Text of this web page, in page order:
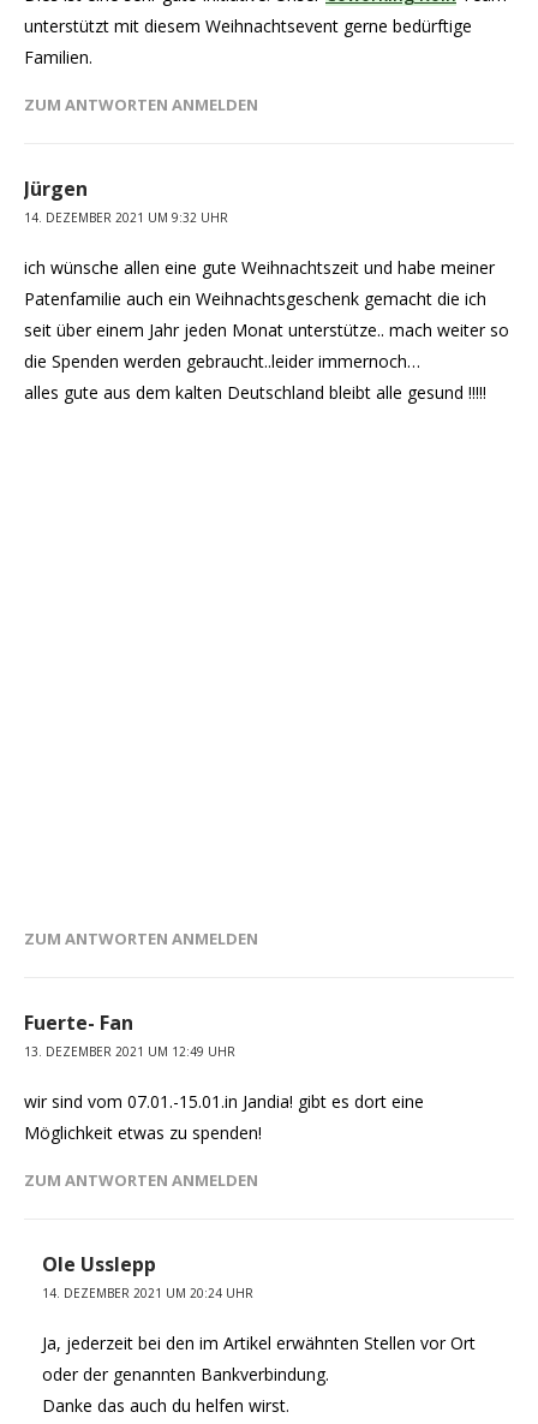
unterstützt mit diesem Weihnachtsevent gerne bedürftige
Familien.
ZUM ANTWORTEN ANMELDEN
Jürgen
14. DEZEMBER 2021 UM 9:32 UHR
ich wünsche allen eine gute Weihnachtszeit und habe meiner
Patenfamilie auch ein Weihnachtsgeschenk gemacht die ich
seit über einem Jahr jeden Monat unterstütze.. mach weiter so
die Spenden werden gebraucht..leider immernoch…
alles gute aus dem kalten Deutschland bleibt alle gesund !!!!!
ZUM ANTWORTEN ANMELDEN
Fuerte- Fan
13. DEZEMBER 2021 UM 12:49 UHR
wir sind vom 07.01.-15.01.in Jandia! gibt es dort eine
Möglichkeit etwas zu spenden!
ZUM ANTWORTEN ANMELDEN
Ole Usslepp
14. DEZEMBER 2021 UM 20:24 UHR
Ja, jederzeit bei den im Artikel erwähnten Stellen vor Ort
oder der genannten Bankverbindung.
Danke das auch du helfen wirst.